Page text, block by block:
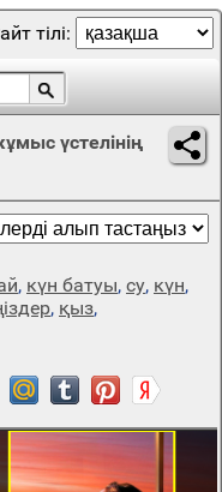
тілі:
үстелінің
, күн батуы, су, күн,
, қыз,